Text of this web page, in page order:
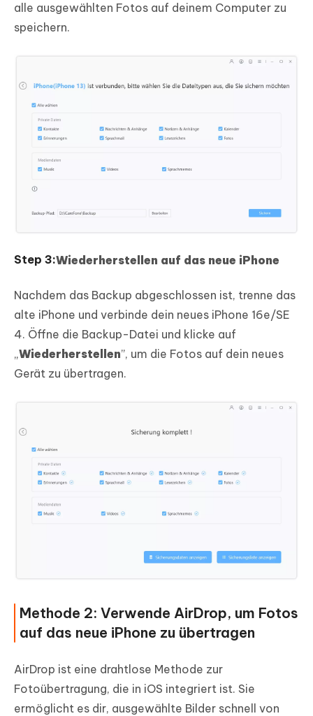
alle ausgewählten Fotos auf deinem Computer zu
speichern.
Wiederherstellen auf das neue iPhone
Nachdem das Backup abgeschlossen ist, trenne das
alte iPhone und verbinde dein neues iPhone 16e/SE
4. Öffne die Backup-Datei und klicke auf
„Wiederherstellen”, um die Fotos auf dein neues
Gerät zu übertragen.
Methode 2: Verwende AirDrop, um Fotos
auf das neue iPhone zu übertragen
AirDrop ist eine drahtlose Methode zur
Fotoübertragung, die in iOS integriert ist. Sie
ermöglicht es dir, ausgewählte Bilder schnell von